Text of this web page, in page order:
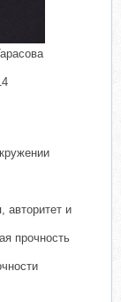
авторитет и
прочность